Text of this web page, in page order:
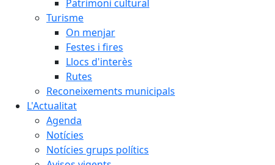
Patrimoni cultural
Turisme
On menjar
Festes i fires
Llocs d'interès
Rutes
Reconeixements municipals
L'Actualitat
Agenda
Notícies
Notícies grups polítics